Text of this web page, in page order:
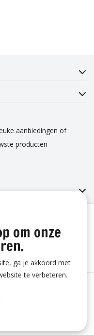
aanbiedingen of
producten
om onze
ga je akkoord met
te verbeteren.